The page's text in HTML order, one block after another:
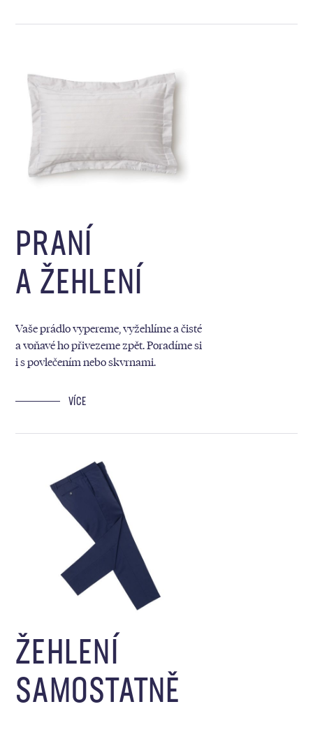
PRANÍ
A ŽEHLENÍ
Vaše prádlo vypereme, vyžehlíme a čisté
a voňavé ho přivezeme zpět. Poradíme si
i s povlečením nebo skvrnami.
VÍCE
ŽEHLENÍ
SAMOSTATNĚ